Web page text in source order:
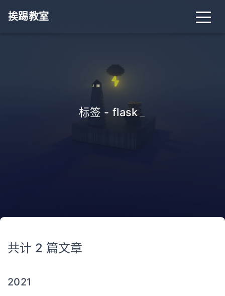
挨踢教室
标签 - flask
共计 2 篇文章
2021